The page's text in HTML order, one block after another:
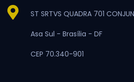
ST SRTVS QUADRA 701
Asa Sul - Brasília - DF
CEP 70.340-901